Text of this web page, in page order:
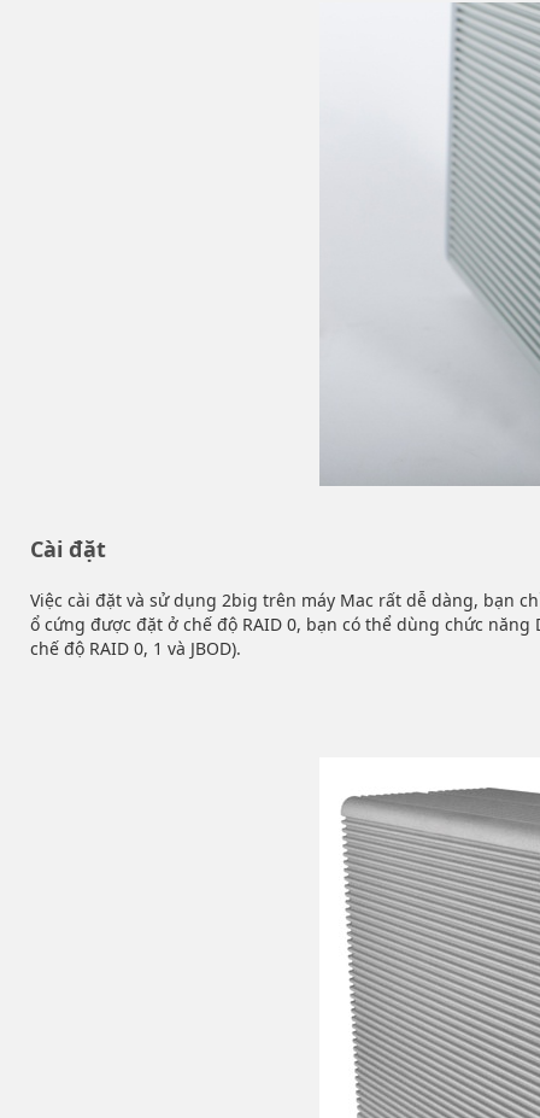
Cài đặt
Việc cài đặt và sử dụng 2big trên máy Mac rất dễ dàng, bạn
ổ cứng được đặt ở chế độ RAID 0, bạn có thể dùng chức
chế độ RAID 0, 1 và JBOD).